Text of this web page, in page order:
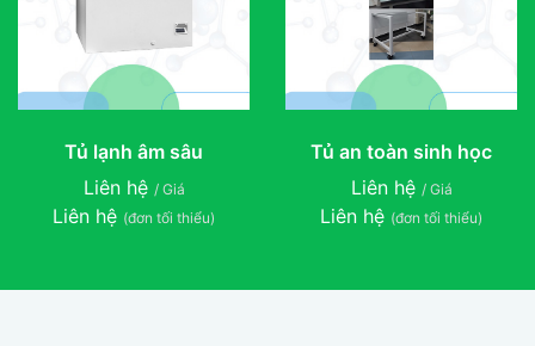
Tủ lạnh âm sâu
Liên hệ / Giá
Liên hệ (đơn tối thiểu)
Tủ an toàn sinh học
Liên hệ / Giá
Liên hệ (đơn tối thiểu)